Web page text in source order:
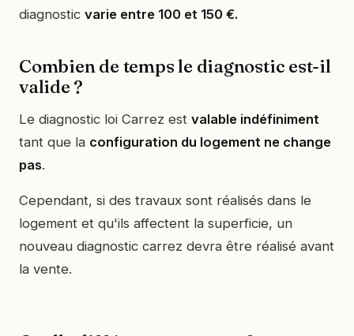
diagnostic varie entre 100 et 150 €.
Combien de temps le diagnostic est-il
valide ?
Le diagnostic loi Carrez est valable indéfiniment
tant que la configuration du logement ne change
pas.
Cependant, si des travaux sont réalisés dans le
logement et qu'ils affectent la superficie, un
nouveau diagnostic carrez devra être réalisé avant
la vente.